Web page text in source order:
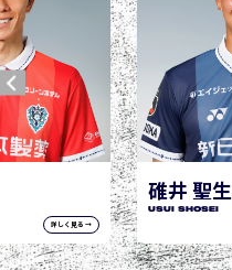
詳しく見る →
碓井 聖生
USUI Shosei